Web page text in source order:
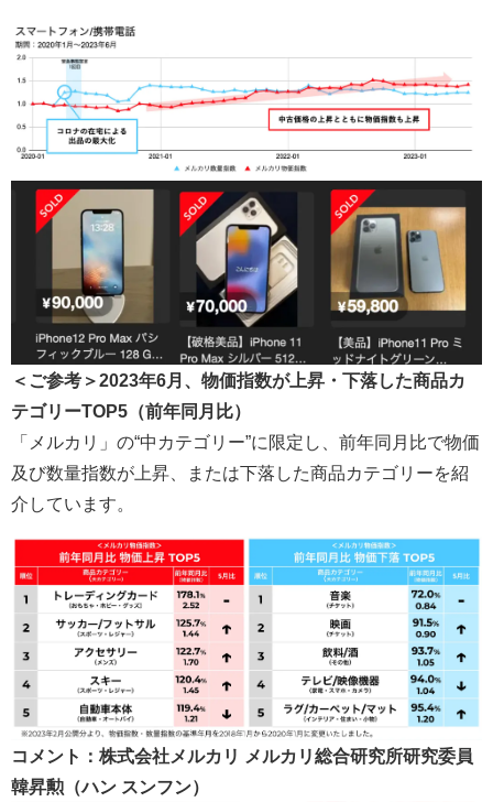
＜ご参考＞2023年6月、物価指数が上昇・下落した商品カ
テゴリーTOP5（前年同月比）
「メルカリ」の“中カテゴリー”に限定し、前年同月比で物価
及び数量指数が上昇、または下落した商品カテゴリーを紹
介しています。
コメント：株式会社メルカリ メルカリ総合研究所研究委員
韓昇勲（ハン スンフン）